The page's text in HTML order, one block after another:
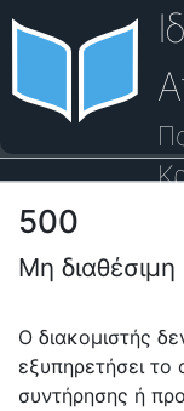
Οδηγός Βοήθειας
500
Μη διαθέσιμη
Ο διακομιστής
εξυπηρετήσει
συντήρησης ή